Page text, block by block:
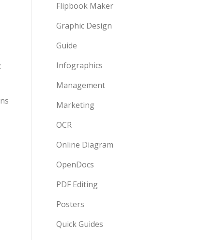
Flipbook Maker
Graphic Design
Guide
Infographics
Management
Marketing
OCR
Online Diagram
OpenDocs
PDF Editing
Posters
Quick Guides